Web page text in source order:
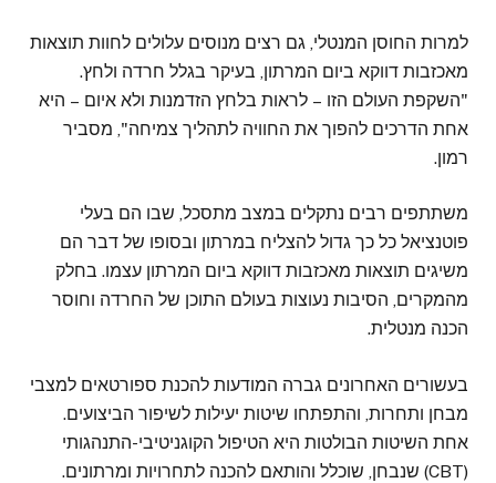
למרות החוסן המנטלי, גם רצים מנוסים עלולים לחוות תוצאות
מאכזבות דווקא ביום המרתון, בעיקר בגלל חרדה ולחץ.
"השקפת העולם הזו – לראות בלחץ הזדמנות ולא איום – היא
אחת הדרכים להפוך את החוויה לתהליך צמיחה", מסביר
רמון.
משתתפים רבים נתקלים במצב מתסכל, שבו הם בעלי
פוטנציאל כל כך גדול להצליח במרתון ובסופו של דבר הם
משיגים תוצאות מאכזבות דווקא ביום המרתון עצמו. בחלק
מהמקרים, הסיבות נעוצות בעולם התוכן של החרדה וחוסר
הכנה מנטלית.
בעשורים האחרונים גברה המודעות להכנת ספורטאים למצבי
מבחן ותחרות, והתפתחו שיטות יעילות לשיפור הביצועים.
אחת השיטות הבולטות היא הטיפול הקוגניטיבי-התנהגותי
(CBT) שנבחן, שוכלל והותאם להכנה לתחרויות ומרתונים.